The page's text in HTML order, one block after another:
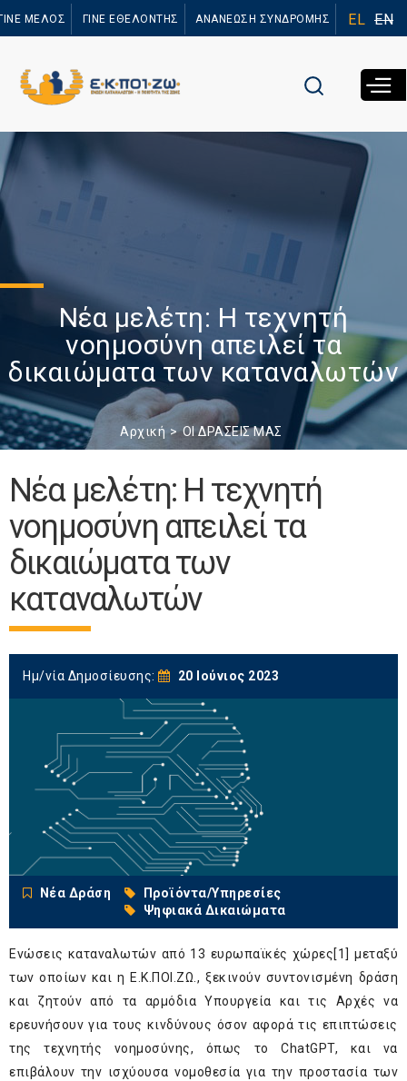
προς το
ΜΕΛΟΣ ΓΙΝΕ ΕΘΕΛΟΝΤΗΣ ΑΝΑΝΕΩΣΗ ΣΥΝΔΡΟΜΗΣ EL EN
Νέα μελέτη: Η τεχνητή
νοημοσύνη απειλεί τα
δικαιώματα των καταναλωτών
Αρχική ΟΙ ΔΡΑΣΕΙΣ ΜΑΣ
Νέα μελέτη: Η τεχνητή
νοημοσύνη απειλεί τα
δικαιώματα των
καταναλωτών
Ημ/νία Δημοσίευσης: 20 Ιούνιος 2023
Νέα Δράση
Προϊόντα/Υπηρεσίες
Ψηφιακά Δικαιώματα
Ενώσεις καταναλωτών από 13 ευρωπαϊκές χώρες[1] μεταξύ
των οποίων και η Ε.Κ.ΠΟΙ.ΖΩ., ξεκινούν συντονισμένη δράση
και ζητούν από τα αρμόδια Υπουργεία και τις Αρχές να
ερευνήσουν για τους κινδύνους όσον αφορά τις επιπτώσεις
της τεχνητής νοημοσύνης, όπως το ChatGPT, και να
επιβάλουν την ισχύουσα νομοθεσία για την προστασία των